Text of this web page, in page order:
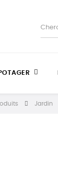
Jardin